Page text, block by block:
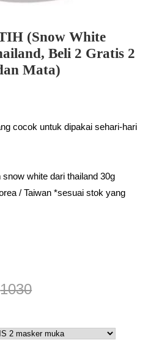
(Snow White
Beli 2 Gratis 2
Mata)
cocok untuk dipakai sehari-hari
white dari thailand 30g
/ Taiwan *sesuai stok yang
1030